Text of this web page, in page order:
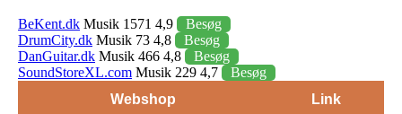
BeKent.dk Musik 1571 4,9
Besøg
DrumCity.dk Musik 73 4,8
Besøg
DanGuitar.dk Musik 466 4,8
Besøg
SoundStoreXL.com Musik 229 4,7
Besøg
Webshop
Link